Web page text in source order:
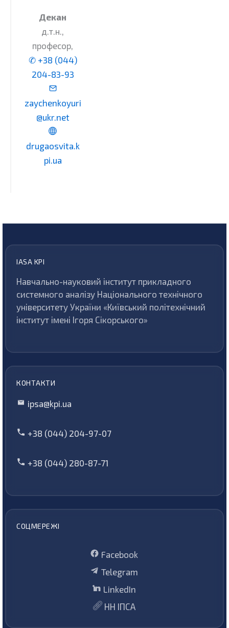
Декан
д.т.н.,
професор,
✆ +38 (044)
204-83-93
zaychenkoyuri
@ukr.net
drugaosvita.k
pi.ua
IASA KPI
Навчально-науковий інститут прикладного
системного аналізу Національного технічного
університету України «Київський політехнічний
інститут імені Ігоря Сікорського»
КОНТАКТИ
ipsa@kpi.ua
+38 (044) 204-97-07
+38 (044) 280-87-71
СОЦМЕРЕЖІ
Facebook
Telegram
LinkedIn
НН ІПСА